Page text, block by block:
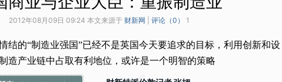
2012年08月09日 09:24 本文来源于 财新网 评论（0 ） 1
结的“制造业强国”已经不是英国今天要追求的目标，利用创新和设
造产业链中占取有利地位，或许是一个明智的策略